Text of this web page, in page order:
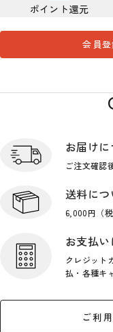
ポイント還元
会員
お届けに
ご注文確認
送料につ
6,000円（
お支払
クレジット
払・各種キ
ご利